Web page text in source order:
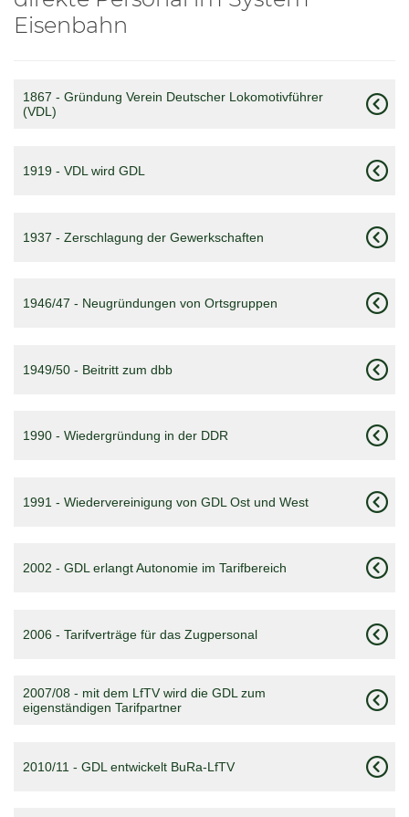
Eisenbahn
1867 - Gründung Verein Deutscher Lokomotivführer
(VDL)
1919 - VDL wird GDL
1937 - Zerschlagung der Gewerkschaften
1946/47 - Neugründungen von Ortsgruppen
1949/50 - Beitritt zum dbb
1990 - Wiedergründung in der DDR
1991 - Wiedervereinigung von GDL Ost und West
2002 - GDL erlangt Autonomie im Tarifbereich
2006 - Tarifverträge für das Zugpersonal
2007/08 - mit dem LfTV wird die GDL zum
eigenständigen Tarifpartner
2010/11 - GDL entwickelt BuRa-LfTV